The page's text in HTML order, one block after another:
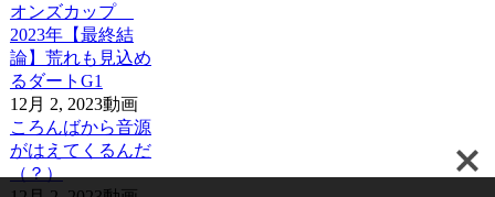
オンズカップ
2023年【最終結
論】荒れも見込め
るダートG1
12月 2, 2023動画
ころんばから音源
がはえてくるんだ
（？）